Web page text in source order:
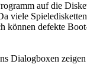
auf die
viele
können defekte
Dialogboxen